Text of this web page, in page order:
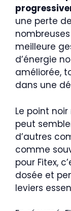
une perte
meilleure
d’énergie
améliorée,
dans une
Le point
peut
d’autres
comme
pour Fitex,
dosée et
leviers